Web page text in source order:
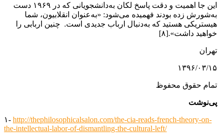
این جا اهمیت و دقت پاسخ لکان به‌دانشجویانی که در ۱۹۶۹ دست
به‌شورش زده بودند فهمیده می‌شود: «به‌عنوان انقلابیون، شما
هیستریکی هستید که به‌دنبال ارباب جدیدی است. چنین اربابی را
خواهید داشت».[۸]
تهران
۱۳۹۶/۰۳/۱۵
تمام حقوق محفوظ
پی‌نوشت
۱- http://thephilosophicalsalon.com/the-cia-reads-french-theory-on-
the-intellectual-labor-of-dismantling-the-cultural-left/